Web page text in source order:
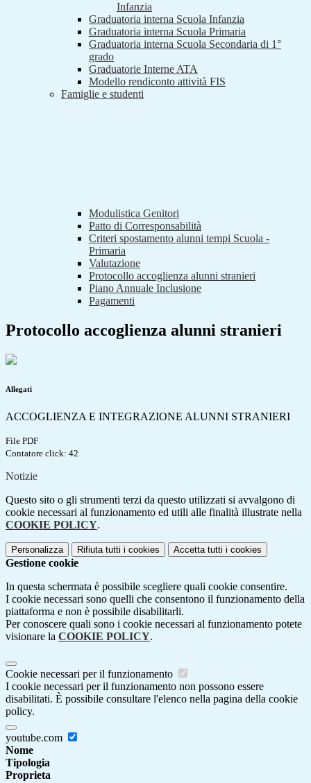
Infanzia
Graduatoria interna Scuola Infanzia
Graduatoria interna Scuola Primaria
Graduatoria interna Scuola Secondaria di 1°
grado
Graduatorie Interne ATA
Modello rendiconto attività FIS
Famiglie e studenti
Modulistica Genitori
Patto di Corresponsabilità
Criteri spostamento alunni tempi Scuola -
Primaria
Valutazione
Protocollo accoglienza alunni stranieri
Piano Annuale Inclusione
Pagamenti
Protocollo accoglienza alunni stranieri
Allegati
ACCOGLIENZA E INTEGRAZIONE ALUNNI STRANIERI
File PDF
Contatore click: 42
Notizie
Questo sito o gli strumenti terzi da questo utilizzati si avvalgono di
cookie necessari al funzionamento ed utili alle finalità illustrate nella
COOKIE POLICY.
Personalizza Rifiuta tutti i cookies Accetta tutti i cookies
Gestione cookie
In questa schermata è possibile scegliere quali cookie consentire.
I cookie necessari sono quelli che consentono il funzionamento della
piattaforma e non è possibile disabilitarli.
Per conoscere quali sono i cookie necessari al funzionamento potete
visionare la COOKIE POLICY.
Cookie necessari per il funzionamento
I cookie necessari per il funzionamento non possono essere
disabilitati. È possibile consultare l'elenco nella pagina della cookie
policy.
youtube.com
Nome
Tipologia
Proprieta